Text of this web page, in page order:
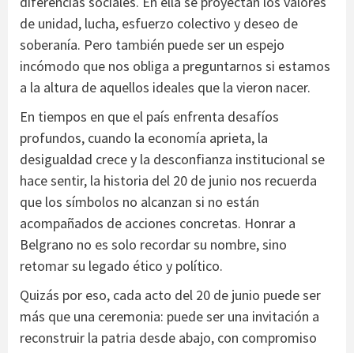
de unidad, lucha, esfuerzo colectivo y deseo de
soberanía. Pero también puede ser un espejo
incómodo que nos obliga a preguntarnos si estamos
a la altura de aquellos ideales que la vieron nacer.
En tiempos en que el país enfrenta desafíos
profundos, cuando la economía aprieta, la
desigualdad crece y la desconfianza institucional se
hace sentir, la historia del 20 de junio nos recuerda
que los símbolos no alcanzan si no están
acompañados de acciones concretas. Honrar a
Belgrano no es solo recordar su nombre, sino
retomar su legado ético y político.
Quizás por eso, cada acto del 20 de junio puede ser
más que una ceremonia: puede ser una invitación a
reconstruir la patria desde abajo, con compromiso